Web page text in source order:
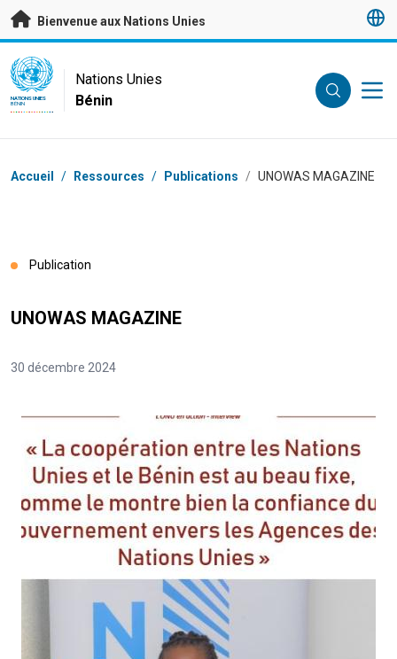
Passer au contenu principal
Bienvenue aux Nations Unies
UN Logo
NATIONS UNIES
BÉNIN
Nations Unies
Bénin
Fil d'Ariane
Accueil / Ressources / Publications / UNOWAS MAGAZINE
Publication
UNOWAS MAGAZINE
30 décembre 2024